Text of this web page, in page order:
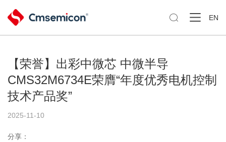
 EN
【荣誉】出彩中微芯 中微半导
CMS32M6734E荣膺“年度优秀电机控制
技术产品奖”
2025-11-10
分享：